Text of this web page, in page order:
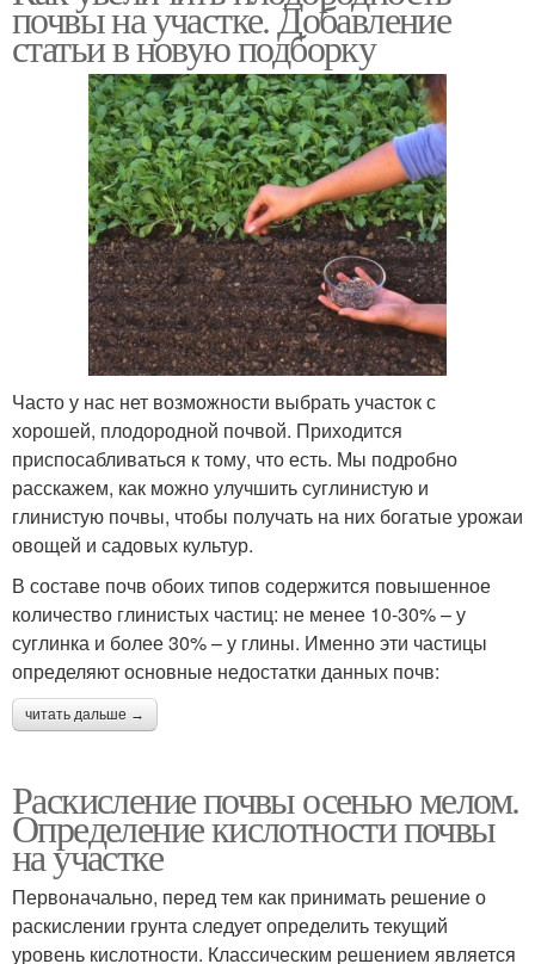
почвы на участке. Добавление
статьи в новую подборку
Часто у нас нет возможности выбрать участок с
хорошей, плодородной почвой. Приходится
приспосабливаться к тому, что есть. Мы подробно
расскажем, как можно улучшить суглинистую и
глинистую почвы, чтобы получать на них богатые урожаи
овощей и садовых культур.
В составе почв обоих типов содержится повышенное
количество глинистых частиц: не менее 10-30% – у
суглинка и более 30% – у глины. Именно эти частицы
определяют основные недостатки данных почв:
читать дальше →
Раскисление почвы осенью мелом.
Определение кислотности почвы
на участке
Первоначально, перед тем как принимать решение о
раскислении грунта следует определить текущий
уровень кислотности. Классическим решением является